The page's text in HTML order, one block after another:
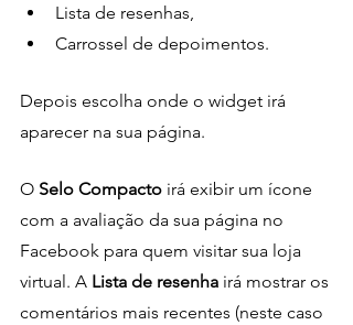
Lista de resenhas,
Carrossel de depoimentos.
Depois escolha onde o widget irá
aparecer na sua página.
O Selo Compacto irá exibir um ícone
com a avaliação da sua página no
Facebook para quem visitar sua loja
virtual. A Lista de resenha irá mostrar os
comentários mais recentes (neste caso